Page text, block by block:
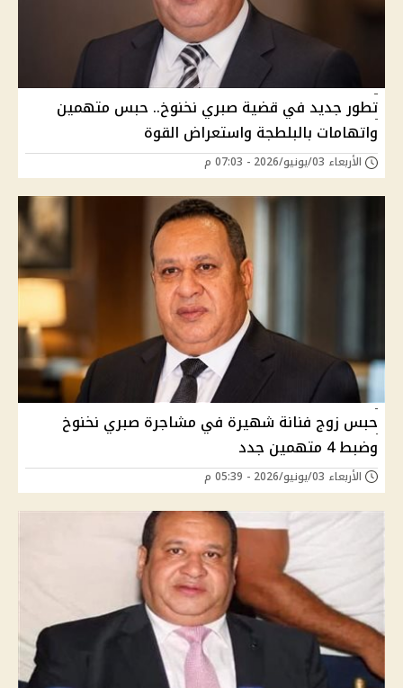
تطور جديد في قضية صبري نخنوخ.. حبس متهمين
واتهامات بالبلطجة واستعراض القوة
الأربعاء 03/يونيو/2026 - 07:03 م
حبس زوج فنانة شهيرة في مشاجرة صبري نخنوخ
وضبط 4 متهمين جدد
الأربعاء 03/يونيو/2026 - 05:39 م